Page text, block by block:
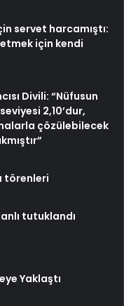
servet harcamıştı:
için kendi
Divili: “Nüfusun
2,10’dur,
çözülebilecek
törenleri
tutuklandı
Yaklaştı